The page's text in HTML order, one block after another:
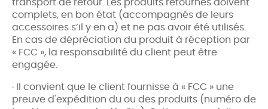
transport de retour. Les produits retournés doivent
complets, en bon état (accompagnés de leurs
accessoires s’il y en a) et ne pas avoir été utilisés.
En cas de dépréciation du produit à réception par
« FCC », la responsabilité du client peut être
engagée.
· Il convient que le client fournisse à « FCC » une
preuve d'expédition du ou des produits (numéro de